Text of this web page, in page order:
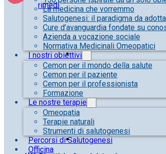
rimedi
La medicina che vorremmo
Salutogenesi: il paradigma da
Cure d’avanguardia fondate su
Azienda a vocazione sociale
Normativa Medicinali Omeopatici
I nostri obiettivi
Cemon per il mondo della salute
Cemon per il paziente
Cemon per il professionista
Formazione
Le nostre terapie
Omeopatia
Terapie naturali
Strumenti di salutogenesi
Percorsi di Salutogenesi
Officina